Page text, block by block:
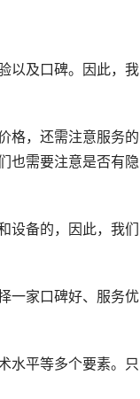
以及口碑。因此，我
格，还需注意服务的
也需要注意是否有隐
设备的，因此，我们
一家口碑好、服务优
水平等多个要素。只